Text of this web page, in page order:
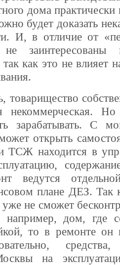
дома
будет доказать
И, в отличие от
заинтересованы
как это не влияет
товарищество
некоммерческая.
зарабатывать. С
открыть
ТСЖ находится в
ведутся
плане ДЕЗ.
не сможет
например, дом, где
то в ремонте он
средства,
на